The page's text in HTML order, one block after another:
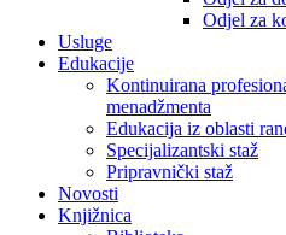
Odjel za
Usluge
Edukacije
Kontinuirana
menadžmenta
Edukacija iz oblasti
Specijalizantski staž
Pripravnički staž
Novosti
Knjižnica